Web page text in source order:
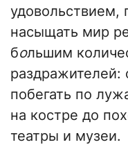
удовольствием,
насыщать мир
большим
раздражителей:
побегать по
на костре до
театры и музеи.